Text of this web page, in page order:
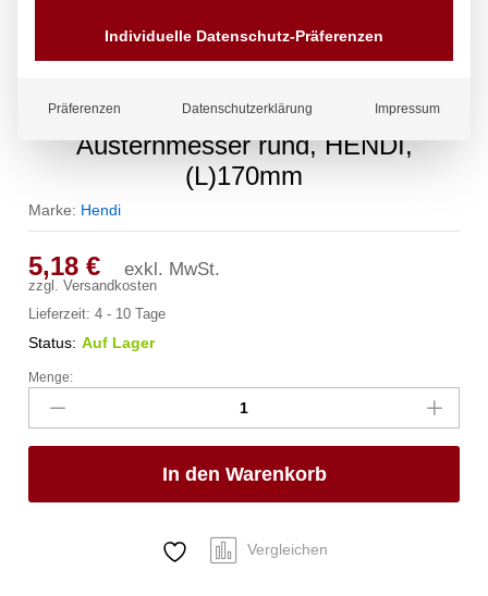
Austernmesser rund, HENDI,
(L)170mm
Marke: Hendi
5,18€ exkl. MwSt.
zzgl.Versandkosten
Lieferzeit:4 - 10 Tage
Status: Auf Lager
Austernmesser
rund,
HENDI,
(L)170mm
Menge:
In den Warenkorb
Vergleichen
Individuelle Datenschutz-Präferenzen
Präferenzen Datenschutzerklärung Impressum